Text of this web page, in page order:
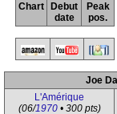
Chart
Debut
date
Peak
pos.
Joe
L'Amérique
(06/1970• 300 pts)